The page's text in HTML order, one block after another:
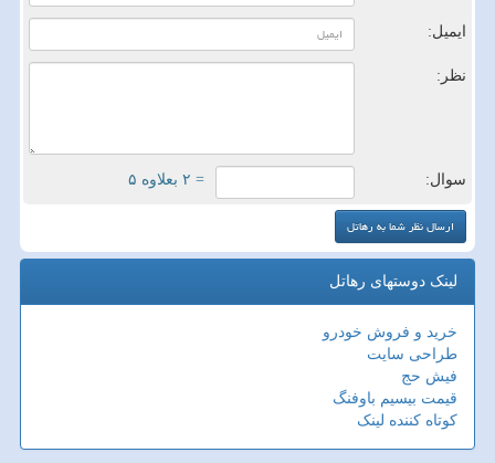
ایمیل:
نظر:
سوال: = ۲ بعلاوه ۵
لینک دوستهای رهاتل
خرید و فروش خودرو
طراحی سایت
فیش حج
قیمت بیسیم باوفنگ
کوتاه کننده لینک